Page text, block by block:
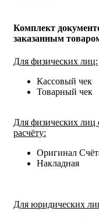
Комплект
заказанным
Для физических лиц:
Кассовый чек
Товарный чек
Для физических лиц
расчёту:
Оригинал
Накладная
Для юридических